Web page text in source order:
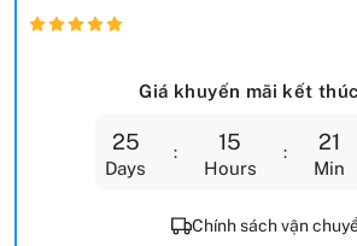
Giá khuyến mãi kết
25
Days
15
Hours
21
Min
Chính sách vận